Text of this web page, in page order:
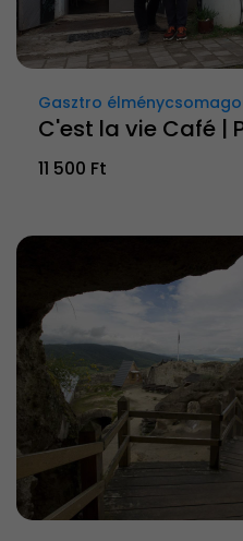
Gasztro
C'est la vie Café |
11 500 Ft